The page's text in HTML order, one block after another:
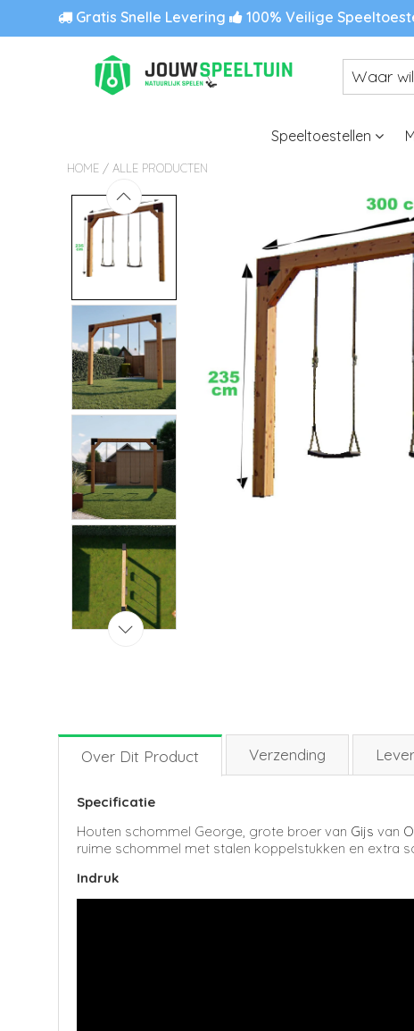
Gratis Snelle Levering 100% Veilige
Speeltoestellen
HOME / ALLE PRODUCTEN
Over Dit Product Verzending
Specificatie
Houten schommel George, grote broer van Gijs van
ruime schommel met stalen koppelstukken en extra
Indruk